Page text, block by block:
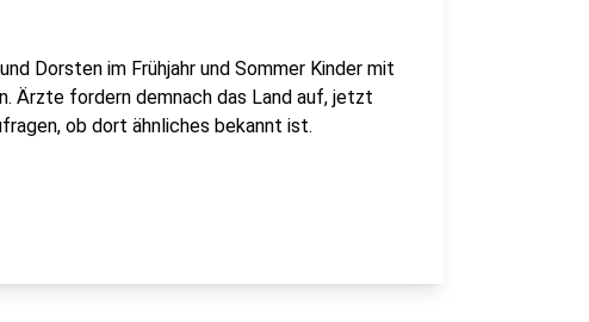
Dorsten im Frühjahr und Sommer Kinder mit
Ärzte fordern demnach das Land auf, jetzt
ob dort ähnliches bekannt ist.